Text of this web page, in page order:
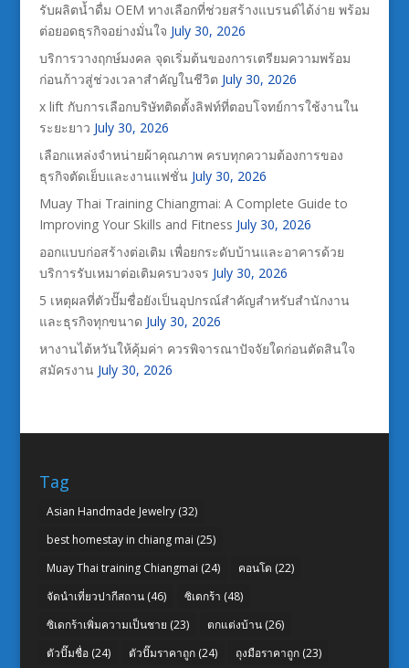
รับผลิตน้ำดื่ม OEM ทางเลือกที่ช่วยสร้างแบรนด์ได้ง่าย พร้อม
ต่อยอดธุรกิจอย่างมั่นใจ July 30, 2026
บริการวางฤกษ์มงคล จุดเริ่มต้นของการเตรียมความพร้อม
ก่อนก้าวสู่ช่วงเวลาสำคัญในชีวิต July 30, 2026
x lift กับการเลือกบริษัทติดตั้งลิฟท์ที่ตอบโจทย์การใช้งานใน
ระยะยาว July 30, 2026
เลือกแหล่งจำหน่ายผ้าคุณภาพ ครบทุกความต้องการของ
ธุรกิจตัดเย็บและงานแฟชั่น July 30, 2026
Muay Thai Training Chiangmai: A Complete Guide to
Improving Your Skills and Fitness July 30, 2026
ออกแบบก่อสร้างต่อเติม เพื่อยกระดับบ้านและอาคารด้วย
บริการรับเหมาต่อเติมครบวงจร July 30, 2026
5 เหตุผลที่ตัวปั๊มชื่อยังเป็นอุปกรณ์สำคัญสำหรับสำนักงาน
และธุรกิจทุกขนาด July 30, 2026
หางานไต้หวันให้คุ้มค่า ควรพิจารณาปัจจัยใดก่อนตัดสินใจ
สมัครงาน July 30, 2026
Tag
Asian Handmade Jewelry(32)
best homestay in chiang mai (25)
Muay Thai training Chiangmai (24) คอนโด (22)
จัดนำเที่ยวปากีสถาน(46) ซิเดกร้า (48)
ซิเดกร้าเพิ่มความเป็นชาย (23) ตกแต่งบ้าน(26)
ตัวปั๊มชื่อ(24) ตัวปั๊มราคาถูก(24) ถุงมือราคาถูก(23)